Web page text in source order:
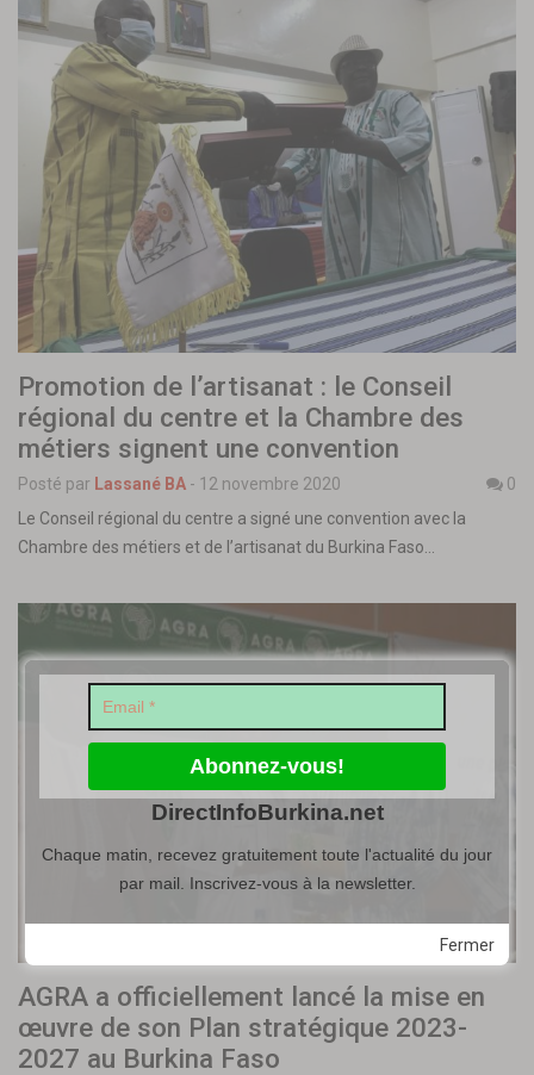
Promotion de l’artisanat : le Conseil
régional du centre et la Chambre des
métiers signent une convention
Posté par Lassané BA - 12 novembre 2020
0
Le Conseil régional du centre a signé une convention avec la
Chambre des métiers et de l’artisanat du Burkina Faso…
AGRA a officiellement lancé la mise en
œuvre de son Plan stratégique 2023-
2027 au Burkina Faso
Fermer
DirectInfoBurkina.net
Chaque matin, recevez gratuitement toute l'actualité du jour
par mail. Inscrivez-vous à la newsletter.